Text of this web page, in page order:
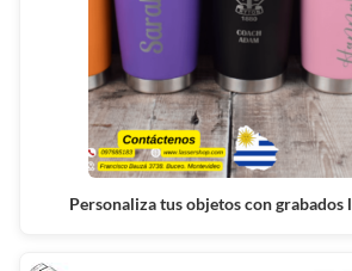
Personaliza tus objetos con